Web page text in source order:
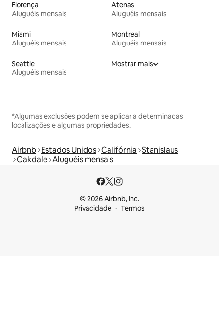
Florença
Aluguéis mensais
Atenas
Aluguéis mensais
Miami
Aluguéis mensais
Montreal
Aluguéis mensais
Seattle
Aluguéis mensais
Mostrar mais
*Algumas exclusões podem se aplicar a determinadas
localizações e algumas propriedades.
Airbnb Estados Unidos Califórnia Stanislaus
Oakdale Aluguéis mensais
© 2026 Airbnb, Inc.
Privacidade
Termos